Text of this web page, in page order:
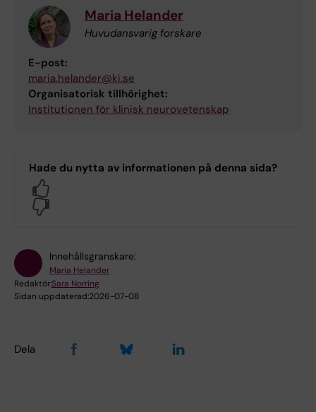
Maria Helander
Huvudansvarig forskare
E-post:
maria.helander@ki.se
Organisatorisk tillhörighet:
Institutionen för klinisk neurovetenskap
Hade du nytta av informationen på denna sida?
Innehållsgranskare:
Maria Helander
Redaktör:Sara Norring
Sidan uppdaterad:2026-07-08
Dela